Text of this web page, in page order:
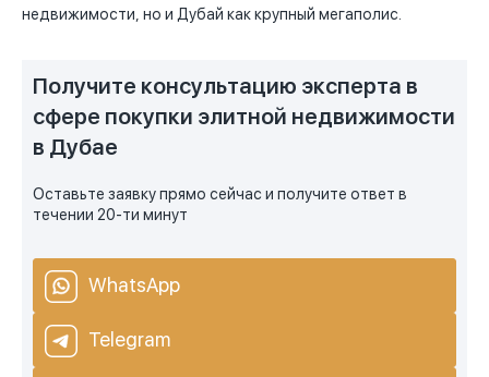
недвижимости, но и Дубай как крупный мегаполис.
Получите консультацию эксперта в
сфере покупки элитной недвижимости
в Дубае
Оставьте заявку прямо сейчас и получите ответ в
течении 20-ти минут
WhatsApp
Telegram